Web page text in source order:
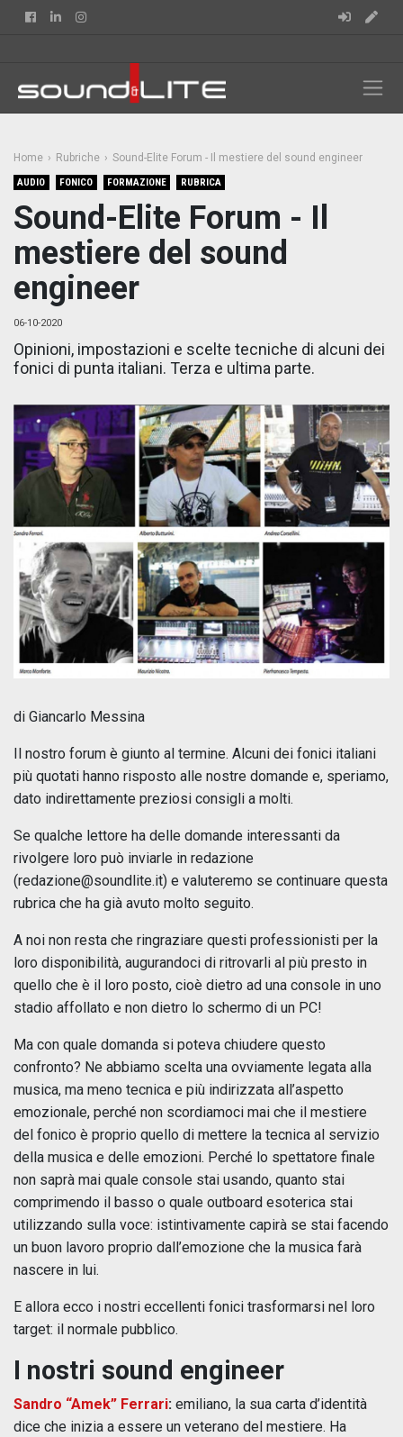
FacebookLinkedin
Home Rubriche Sound-Elite Forum - Il mestiere del sound engineer
AUDIO FONICO FORMAZIONE RUBRICA
Sound-Elite Forum - Il
mestiere del sound
engineer
06-10-2020
Opinioni, impostazioni e scelte tecniche di alcuni dei
fonici di punta italiani. Terza e ultima parte.
di Giancarlo Messina
Il nostro forum è giunto al termine. Alcuni dei fonici italiani
più quotati hanno risposto alle nostre domande e, speriamo,
dato indirettamente preziosi consigli a molti.
Se qualche lettore ha delle domande interessanti da
rivolgere loro può inviarle in redazione
(redazione@soundlite.it) e valuteremo se continuare questa
rubrica che ha già avuto molto seguito.
A noi non resta che ringraziare questi professionisti per la
loro disponibilità, augurandoci di ritrovarli al più presto in
quello che è il loro posto, cioè dietro ad una console in uno
stadio affollato e non dietro lo schermo di un PC!
Ma con quale domanda si poteva chiudere questo
confronto? Ne abbiamo scelta una ovviamente legata alla
musica, ma meno tecnica e più indirizzata all’aspetto
emozionale, perché non scordiamoci mai che il mestiere
del fonico è proprio quello di mettere la tecnica al servizio
della musica e delle emozioni. Perché lo spettatore finale
non saprà mai quale console stai usando, quanto stai
comprimendo il basso o quale outboard esoterica stai
utilizzando sulla voce: istintivamente capirà se stai facendo
un buon lavoro proprio dall’emozione che la musica farà
nascere in lui.
E allora ecco i nostri eccellenti fonici trasformarsi nel loro
target: il normale pubblico.
I nostri sound engineer
Sandro “Amek” Ferrari: emiliano, la sua carta d’identità
dice che inizia a essere un veterano del mestiere. Ha